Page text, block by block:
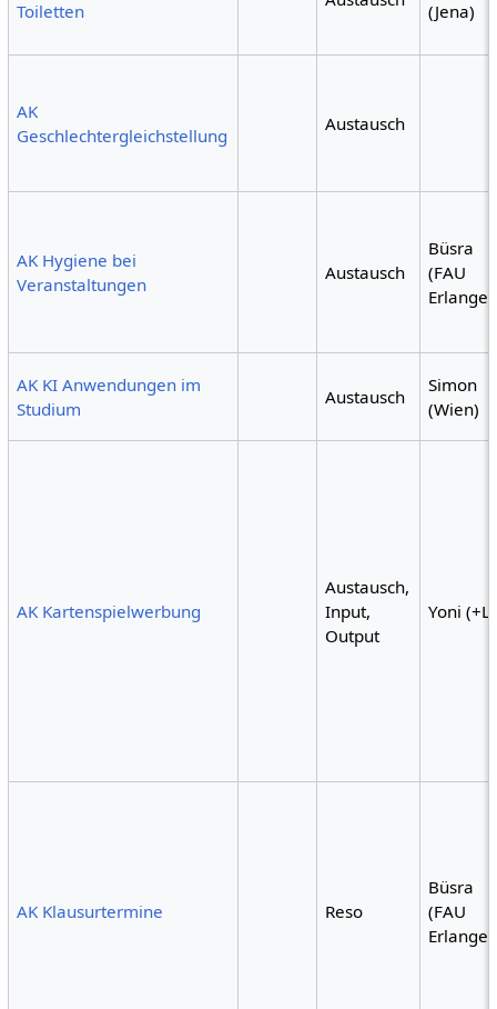
Toiletten
(Jena)
AK
Geschlechtergleichstellung
Austausch
AK Hygiene bei
Veranstaltungen
Austausch
Büsra
(FAU
AK KI Anwendungen im
Studium
Austausch
Simon
(Wien)
AK Kartenspielwerbung
Austausch,
Input,
Output
Yoni
AK Klausurtermine Reso
Büsra
(FAU